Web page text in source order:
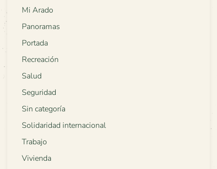
Mi Arado
Panoramas
Portada
Recreación
Salud
Seguridad
Sin categoría
Solidaridad internacional
Trabajo
Vivienda